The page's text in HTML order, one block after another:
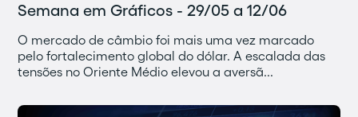
Semana em Gráficos - 29/05 a 12/06
O mercado de câmbio foi mais uma vez marcado
pelo fortalecimento global do dólar. A escalada das
tensões no Oriente Médio elevou a aversã...